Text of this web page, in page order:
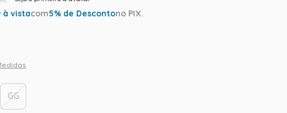
à vistacom5% de Descontono PIX.
GG